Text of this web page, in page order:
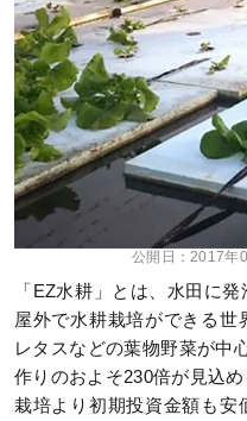
公開日：2017年
「EZ水耕」とは、水田に
屋外で水耕栽培ができる世
レタスなどの葉物野菜が中
作りのおよそ230倍が見込
栽培より初期投資金額も安